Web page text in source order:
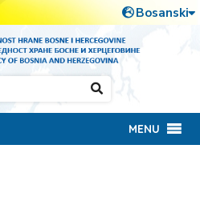
MENU